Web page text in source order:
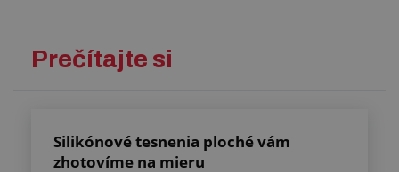
Prečítajte si
Silikónové tesnenia ploché vám
zhotovíme na mieru